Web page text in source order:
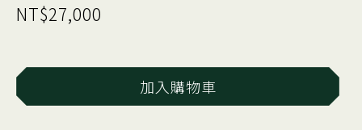
NT$27,000
加入購物車